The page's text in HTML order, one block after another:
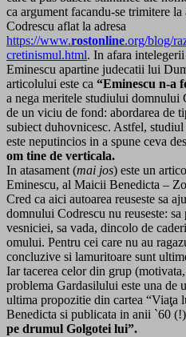
ca argument facandu-se trimitere
Codrescu aflat la adresa
https://www.rostonline.org/blog/
cretinismul.html. In afara
Eminescu apartine judecatii lui
articolului este ca “Eminescu n-a
a nega meritele studiului domnului
de un viciu de fond: abordarea de
subiect duhovnicesc. Astfel,
este neputincios in a spune ceva
om tine de verticala.
In atasament (mai jos) este un
Eminescu, al Maicii Benedicta –
Cred ca aici autoarea reuseste sa
domnului Codrescu nu reuseste:
vesniciei, sa vada, dincolo de
omului. Pentru cei care nu au
concluzive si lamuritoare sunt
Iar tacerea celor din grup
problema Gardasilului este una de
ultima propozitie din cartea “Viaţa
Benedicta si publicata in anii `60
pe drumul Golgotei lui”.